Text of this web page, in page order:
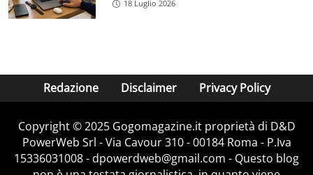
18 Luglio 2026
Redazione Disclaimer Privacy Policy
Copyright © 2025 Gogomagazine.it proprietà di D&D
PowerWeb Srl - Via Cavour 310 - 00184 Roma - P.Iva
15336031008 - dpowerdweb@gmail.com - Questo blog